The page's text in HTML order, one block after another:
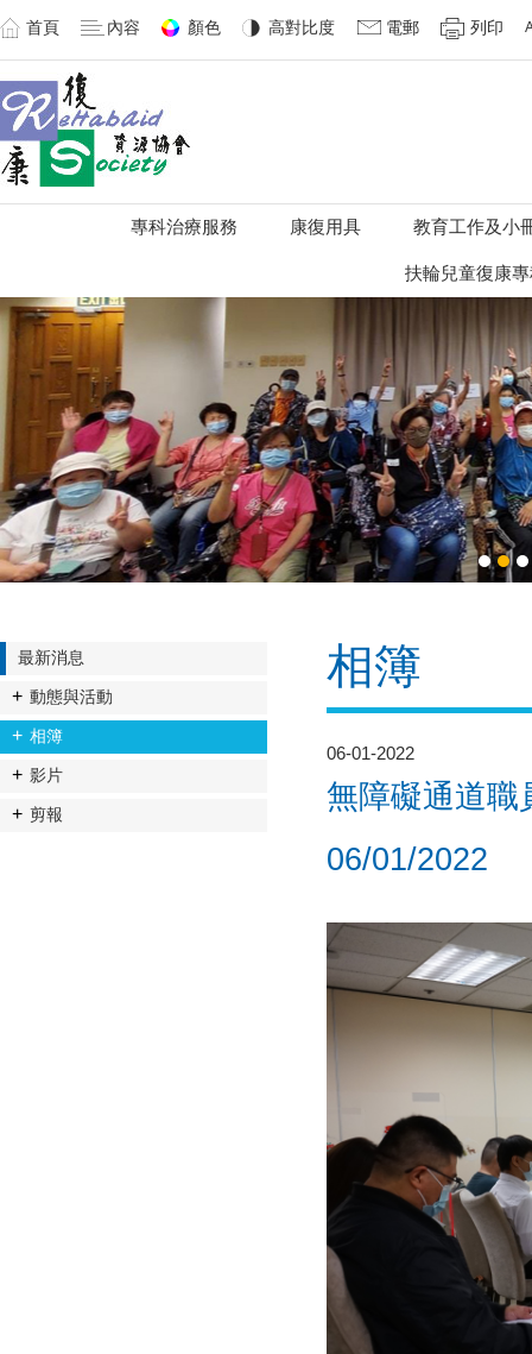
首頁 內容 顏色 高對比度 電郵 列印
專科治療服務 康復用具 教育工作及小
扶輪兒童復康
1 2 3
最新消息
動態與活動
相簿
影片
剪報
相簿
06-01-2022
無障礙通道職
06/01/2022